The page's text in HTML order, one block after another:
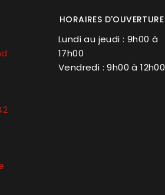
HORAIRES D'OUVERTURE
Lundi au jeudi : 9h00 à
17h00
Vendredi : 9h00 à 12h00